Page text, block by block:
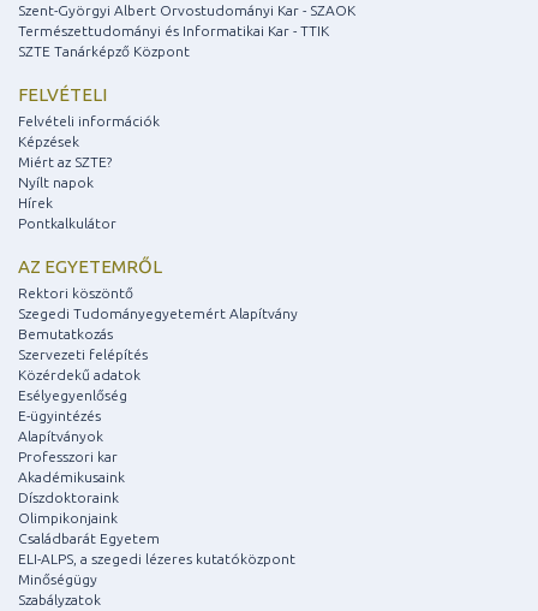
Szent-Györgyi Albert Orvostudományi Kar - SZAOK
Természettudományi és Informatikai Kar - TTIK
SZTE Tanárképző Központ
FELVÉTELI
Felvételi információk
Képzések
Miért az SZTE?
Nyílt napok
Hírek
Pontkalkulátor
AZ EGYETEMRŐL
Rektori köszöntő
Szegedi Tudományegyetemért Alapítvány
Bemutatkozás
Szervezeti felépítés
Közérdekű adatok
Esélyegyenlőség
E-ügyintézés
Alapítványok
Professzori kar
Akadémikusaink
Díszdoktoraink
Olimpikonjaink
Családbarát Egyetem
ELI-ALPS, a szegedi lézeres kutatóközpont
Minőségügy
Szabályzatok